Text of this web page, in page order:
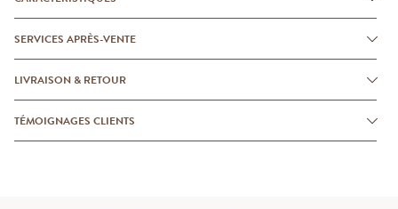
SERVICES APRÈS-VENTE
LIVRAISON & RETOUR
TÉMOIGNAGES CLIENTS